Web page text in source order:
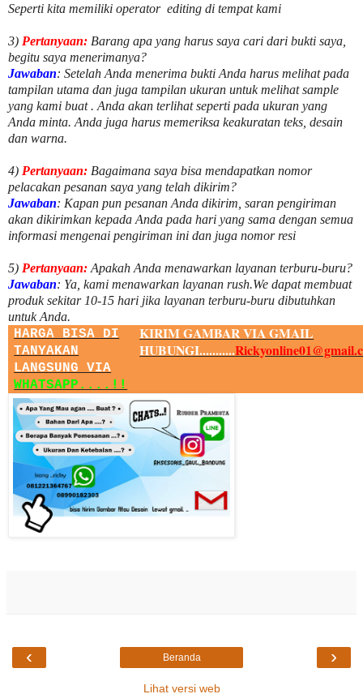
Seperti kita memiliki operator editing di tempat kami
3) Pertanyaan: Barang apa yang harus saya cari dari bukti saya,
begitu saya menerimanya?
Jawaban: Setelah Anda menerima bukti Anda harus melihat pada
tampilan utama dan juga tampilan ukuran untuk melihatsample
yang kami buat . Anda akan terlihat seperti pada ukuran yang
Anda minta. Anda juga harus memeriksa keakuratan teks, desain
dan warna.
4) Pertanyaan: Bagaimana saya bisa mendapatkan nomor
pelacakan pesanan saya yang telah dikirim?
Jawaban: Kapan pun pesanan Anda dikirim, saran pengiriman
akan dikirimkan kepada Anda pada hari yang sama dengan semua
informasi mengenai pengiriman ini dan juga nomorresi
5) Pertanyaan: Apakah Anda menawarkan layanan terburu-buru?
Jawaban: Ya, kami menawarkan layanan rush.We dapat membuat
produk sekitar 10-15 hari jika layanan terburu-buru dibutuhkan
untuk Anda.
HARGA BISA DI
TANYAKAN
LANGSUNG VIA
WHATSAPP....!!
KIRIM GAMBAR VIA GMAIL
HUBUNGI...........
‹ ›
Beranda
Lihat versi web